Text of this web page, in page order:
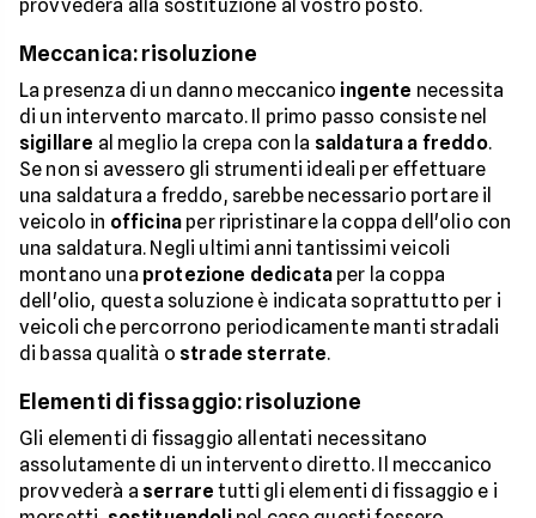
provvederà alla sostituzione al vostro posto.
Meccanica: risoluzione
La presenza di un danno meccanico ingente necessita
di un intervento marcato. Il primo passo consiste nel
sigillare al meglio la crepa con la saldatura a freddo.
Se non si avessero gli strumenti ideali per effettuare
una saldatura a freddo, sarebbe necessario portare il
veicolo in officina per ripristinare la coppa dell'olio con
una saldatura. Negli ultimi anni tantissimi veicoli
montano una protezione dedicataper la coppa
dell'olio, questa soluzione è indicata soprattutto per i
veicoli che percorrono periodicamente manti stradali
di bassa qualità o strade sterrate.
Elementi di fissaggio: risoluzione
Gli elementi di fissaggio allentati necessitano
assolutamente di un intervento diretto. Il meccanico
provvederà a serrare tutti gli elementi di fissaggio e i